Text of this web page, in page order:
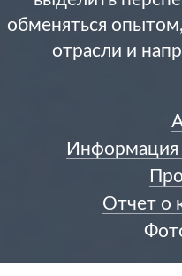
обменяться
отрасли и
Информация
Отчет о